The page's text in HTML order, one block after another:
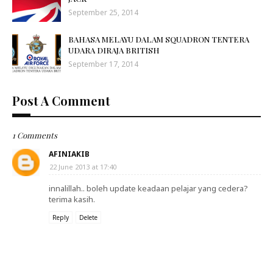
September 25, 2014
BAHASA MELAYU DALAM SQUADRON TENTERA
UDARA DIRAJA BRITISH
September 17, 2014
Post A Comment
1 Comments
AFINIAKIB
22 June 2013 at 17:40
innalillah.. boleh update keadaan pelajar yang cedera?
terima kasih.
Reply Delete